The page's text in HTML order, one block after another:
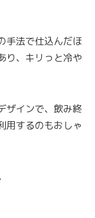
手法で仕込んだほ
り、キリっと冷や
ザインで、飲み終
用するのもおしゃ